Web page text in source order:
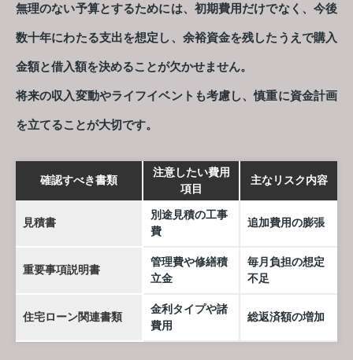
無理のない予算とするためには、初期費用だけでなく、今後
数十年にわたる支出を想定し、余裕資金を残したうえで購入
金額と借入額を決めることが欠かせません。
将来の収入変動やライフイベントも考慮し、慎重に資金計画
を立てることが大切です。
確認すべき書類
注意したい費用
項目
主なリスク内容
見積書
別途見積の工事
費
追加費用の膨張
重要事項説明書
管理費や修繕積
立金
毎月負担の想定
不足
住宅ローン関連書類
金利タイプや諸
費用
総返済額の増加